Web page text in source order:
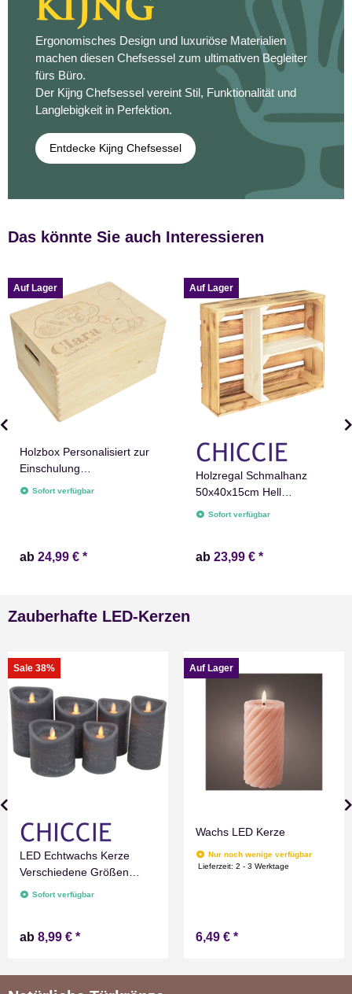
Ergonomisches Design und luxuriöse Materialien
machen diesen Chefsessel zum ultimativen Begleiter
fürs Büro.
Der Kijng Chefsessel vereint Stil, Funktionalität und
Langlebigkeit in Perfektion.
Entdecke Kijng Chefsessel
Das könnte Sie auch Interessieren
Auf Lager
Holzbox Personalisiert zur
Einschulung
Aufbewahrungsbox
Sofort verfügbar
ab 24,99 € *
Auf Lager
Holzregal Schmalhanz
50x40x15cm Hell
Geflammt Weiß T Regal
Sofort verfügbar
ab 23,99 € *
Zauberhafte LED-Kerzen
Sale 38%
LED Echtwachs Kerze
Verschiedene Größen
Grau Marmoriert
Technik Timer Batterie
Sofort verfügbar
ab 8,99 € *
Auf Lager
Wachs LED Kerze
Nur noch wenige verfügbar
Lieferzeit:2 - 3 Werktage
6,49 € *